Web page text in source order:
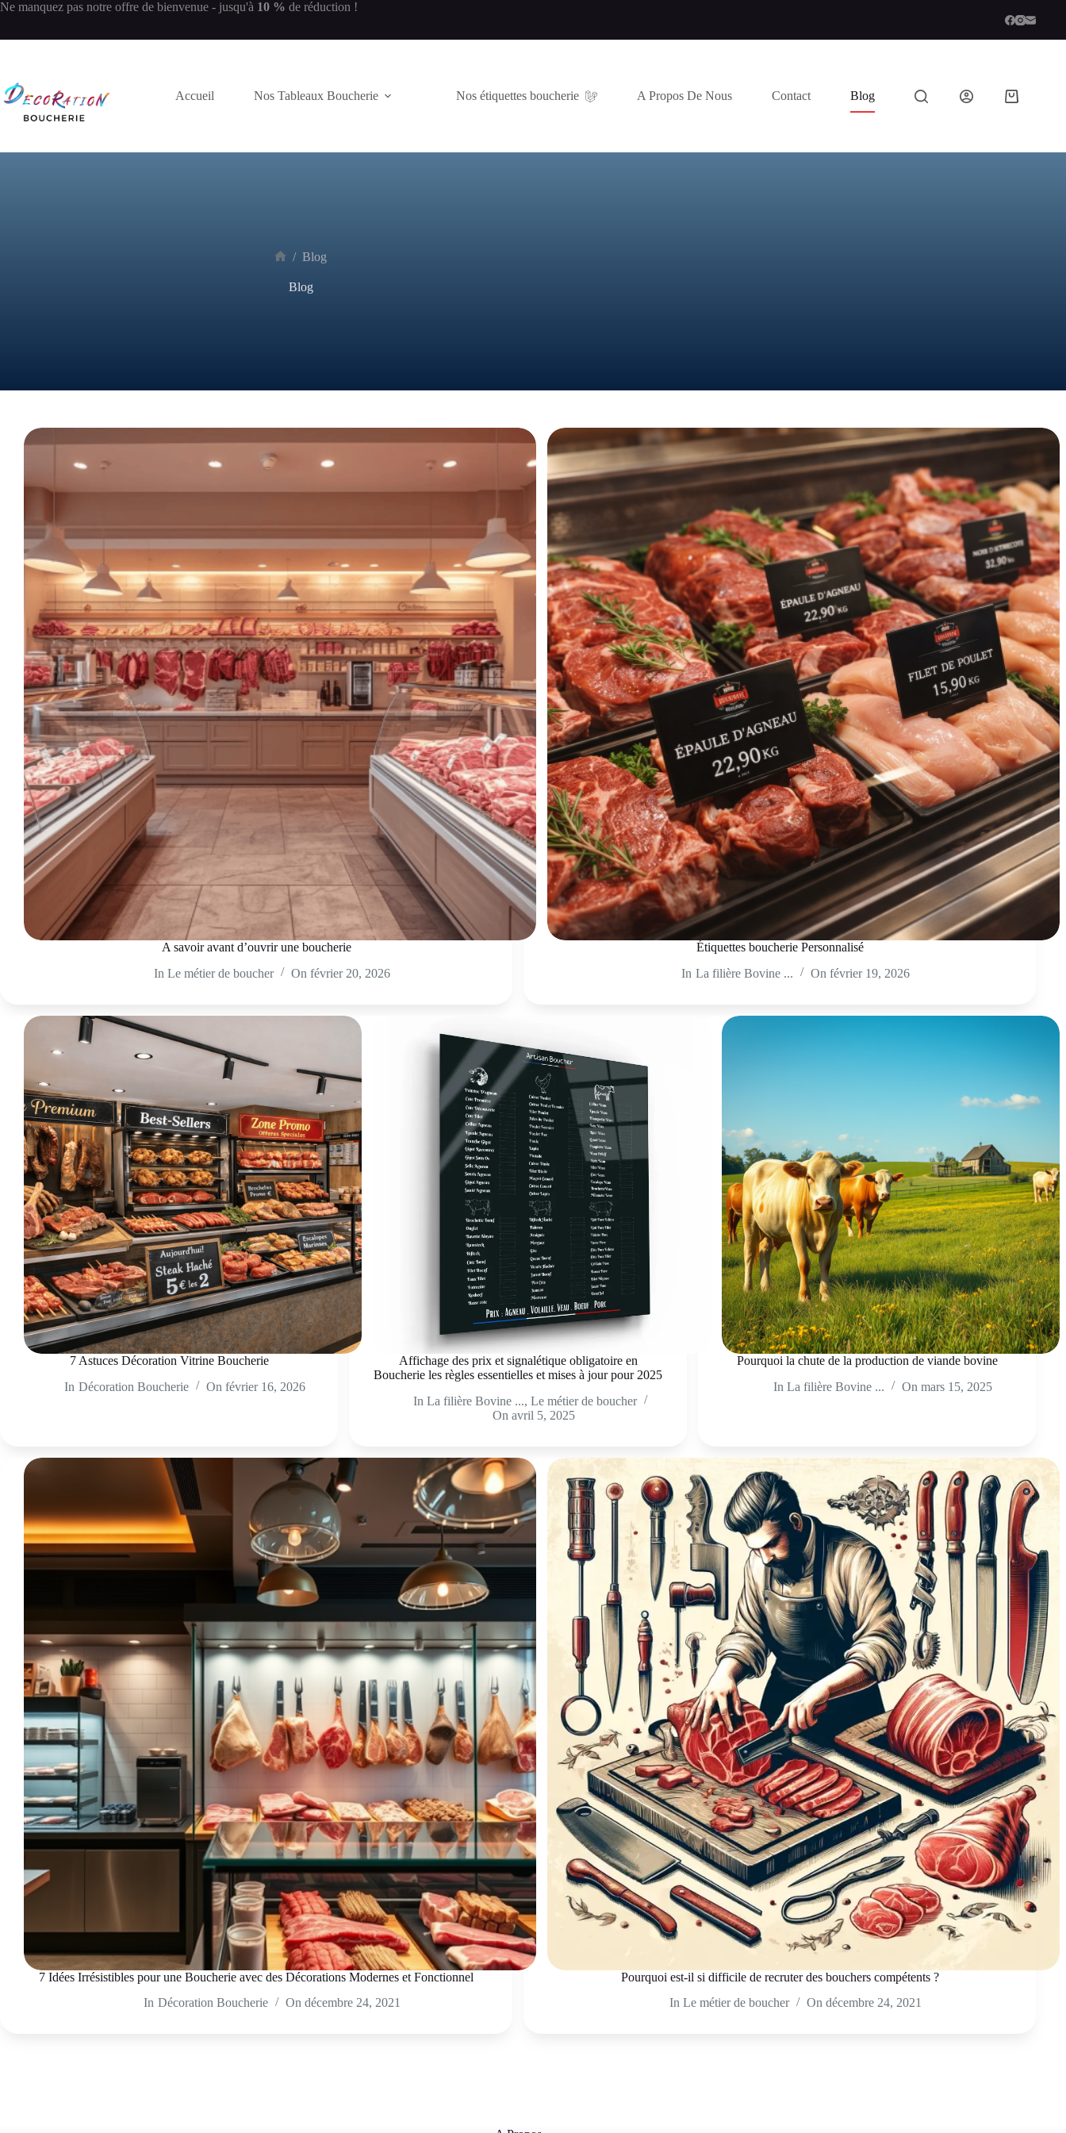
Ne manquez pas notre offre de bienvenue - jusqu'à 10 % de réduction !
Accueil Nos Tableaux Boucherie Nos étiquettes boucherie A Propos De Nous Contact Blog
/ Blog
Blog
A savoir avant d’ouvrir une boucherie
In Le métier de boucher On février 20, 2026
Étiquettes boucherie Personnalisé
In La filière Bovine ... On février 19, 2026
7 Astuces Décoration Vitrine Boucherie
In Décoration Boucherie On février 16, 2026
Affichage des prix et signalétique obligatoire en
Boucherie les règles essentielles et mises à jour pour 2025
In La filière Bovine ...,Le métier de boucher
On avril 5, 2025
Pourquoi la chute de la production de viande bovine
In La filière Bovine ... On mars 15, 2025
7 Idées Irrésistibles pour une Boucherie avec des Décorations Modernes et Fonctionnel
In Décoration Boucherie On décembre 24, 2021
Pourquoi est-il si difficile de recruter des bouchers compétents ?
In Le métier de boucher On décembre 24, 2021